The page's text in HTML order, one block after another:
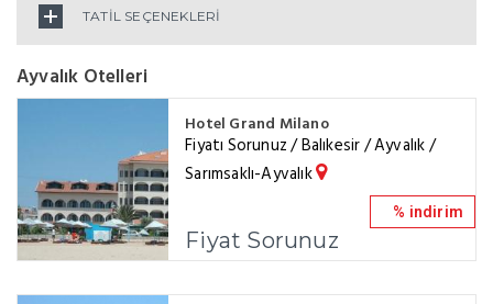
TATİL SEÇENEKLERİ
Ayvalık Otelleri
Hotel Grand Milano
Fiyatı Sorunuz / Balıkesir / Ayvalık /
Sarımsaklı-Ayvalık
Fiyat Sorunuz
% indirim